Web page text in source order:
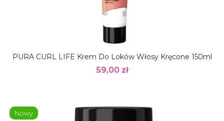
PURA CURL LIFE Krem Do Loków Włosy Kręcone 150ml
59,00 zł
Nowy